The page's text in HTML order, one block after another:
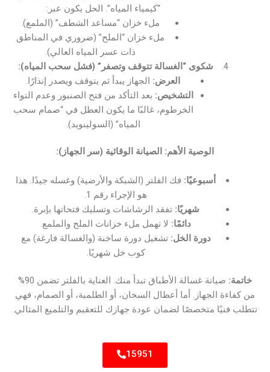
“كيمياء المياه”. الحل يكون عبر:
ملء خزان “مساعد الشطف” (الملمع).
ملء خزان “الملح” (ضروري في المناطق
ذات عسر المياه العالي).
شكوى “الغسالة تتوقف وتصفر” (فشل سحب المياه):
العرض: الجهاز يبدأ ثم يتوقف ويصدر إنذارًا.
التشخيص: بعد التأكد من فتح الصنبور وعدم التواء
الخرطوم، غالبًا ما يكون العطل في “صمام سحب
المياه” (السولينويد).
الوصية الأهم: الصيانة الوقائية (سر الجهاز):
أسبوعيًا: فك الفلتر (الشبكة والأرضية) وغسله جيدًا. هذا
هو الإجراء رقم 1.
شهريًا: تفقد الرشاشات وتسليك فتحاتها بإبرة.
دائمًا: لا تهمل ملء خزانات الملح والملمع.
دورة الخل: تشغيل دورة ساخنة (والغسالة فارغة) مع
كوب خل شهريًا.
خاتمة:
صيانة غسالة الأطباق تبدأ منك. العناية بالفلتر تضمن 90%
من كفاءة الجهاز. أما أعطال السخان، أو الطلمبة، أو الصمام، فهي
تتطلب فنيًا متخصصًا لضمان عودة جهازك للتعقيم والتلميع المثالي.
15951